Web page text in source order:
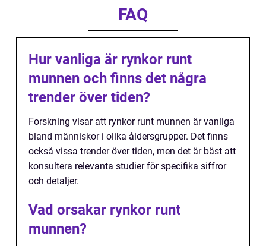
FAQ
Hur vanliga är rynkor runt
munnen och finns det några
trender över tiden?
Forskning visar att rynkor runt munnen är vanliga
bland människor i olika åldersgrupper. Det finns
också vissa trender över tiden, men det är bäst att
konsultera relevanta studier för specifika siffror
och detaljer.
Vad orsakar rynkor runt
munnen?